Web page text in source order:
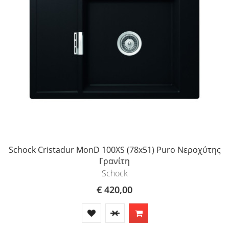
Schock Cristadur MonD 100XS (78x51) Puro Νεροχύτης
Γρανίτη
Schock
€ 420,00